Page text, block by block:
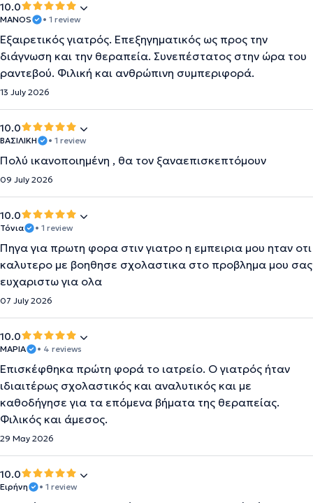
10.0
MANOS • 1 review
Εξαιρετικός γιατρός. Επεξηγηματικός ως προς την
διάγνωση και την θεραπεία. Συνεπέστατος στην ώρα του
ραντεβού. Φιλική και ανθρώπινη συμπεριφορά.
13 July 2026
10.0
ΒΑΣΙΛΙΚΗ • 1 review
Πολύ ικανοποιημένη , θα τον ξαναεπισκεπτόμουν
09 July 2026
10.0
Τόνια • 1 review
Πηγα για πρωτη φορα στιν γιατρο η εμπειρια μου ηταν οτι
καλυτερο με βοηθησε σχολαστικα στο προβλημα μου σας
ευχαριστω για ολα
07 July 2026
10.0
ΜΑΡΙΑ • 4 reviews
Επισκέφθηκα πρώτη φορά το ιατρείο. Ο γιατρός ήταν
ιδιαιτέρως σχολαστικός και αναλυτικός και με
καθοδήγησε για τα επόμενα βήματα της θεραπείας.
Φιλικός και άμεσος.
29 May 2026
10.0
Ειρήνη • 1 review